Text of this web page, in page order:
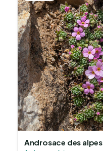
Androsace des alpes